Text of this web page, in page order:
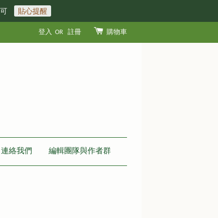
貼心提醒
登入 OR 註冊 購物車
連絡我們 編輯團隊與作者群